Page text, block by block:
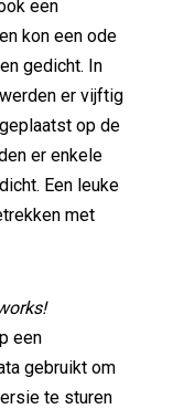
een
kon een ode
gedicht. In
er vijftig
op de
er enkele
Een leuke
met
een
gebruikt om
te sturen